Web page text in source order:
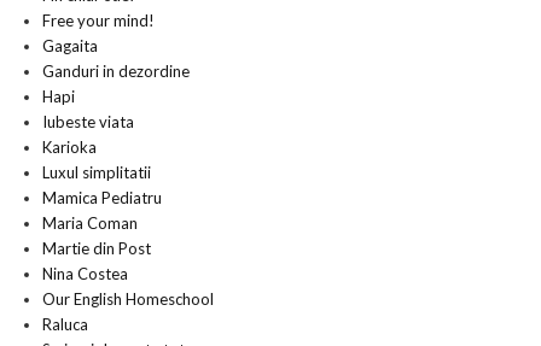
Free your mind!
Gagaita
Ganduri in dezordine
Hapi
Iubeste viata
Karioka
Luxul simplitatii
Mamica Pediatru
Maria Coman
Martie din Post
Nina Costea
Our English Homeschool
Raluca